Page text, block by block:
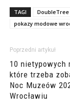
TAGI DoubleTree
pokazy modowe
Poprzedni artykuł
10 nietypowych
które trzeba
Noc Muzeów
Wrocławiu